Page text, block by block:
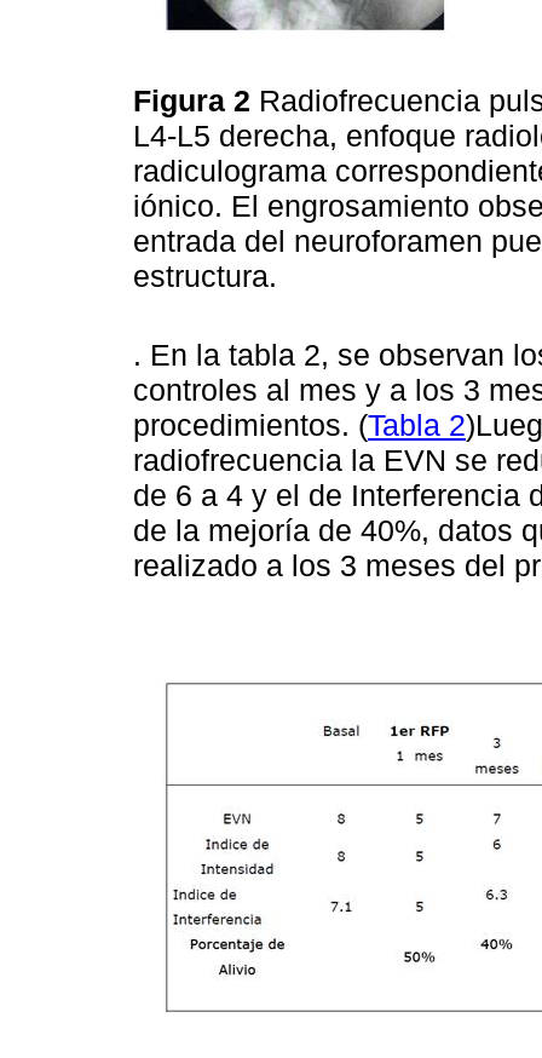
Figura 2 Radiofrecuencia
L4-L5 derecha, enfoque
radiculograma
iónico. El engrosamiento
entrada del neuroforamen
estructura.
. En la tabla 2, se observan
controles al mes y a los 3
procedimientos. (Tabla 2
radiofrecuencia la EVN se
de 6 a 4 y el de Interferencia
de la mejoría de 40%, datos
realizado a los 3 meses del